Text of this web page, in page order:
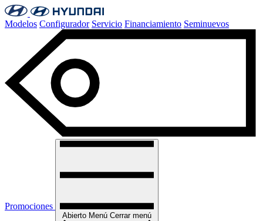
Modelos Configurador Servicio Financiamiento Seminuevos
Promociones
Abierto Menú Cerrar menú